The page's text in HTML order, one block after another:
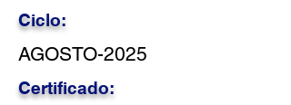
Ciclo:
AGOSTO-2025
Certificado: